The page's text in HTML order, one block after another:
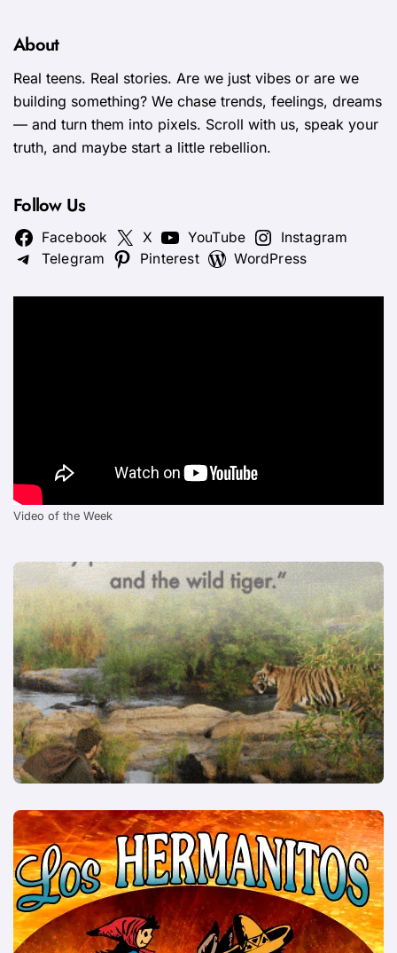
About
Real teens. Real stories. Are we just vibes or are we
building something? We chase trends, feelings, dreams
— and turn them into pixels. Scroll with us, speak your
truth, and maybe start a little rebellion.
Follow Us
Facebook X YouTube
Instagram
Telegram
Pinterest WordPress
Video of the Week